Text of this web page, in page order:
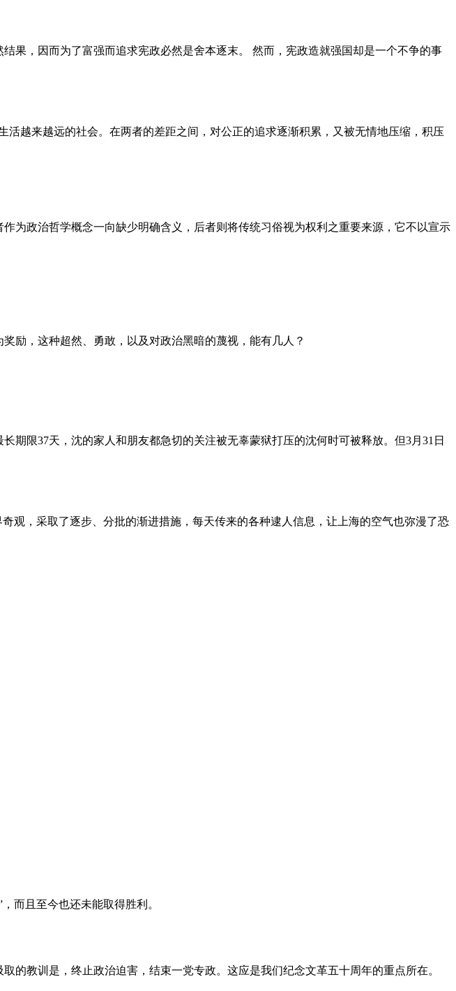
果，因而为了富强而追求宪政必然是舍本逐末。 然而，宪政造就强国却是一个不争的事
越来越远的社会。在两者的差距之间，对公正的追求逐渐积累，又被无情地压缩，积压
为政治哲学概念一向缺少明确含义，后者则将传统习俗视为权利之重要来源，它不以宣示
励，这种超然、勇敢，以及对政治黑暗的蔑视，能有几人？
期限37天，沈的家人和朋友都急切的关注被无辜蒙狱打压的沈何时可被释放。但3月31日
观，采取了逐步、分批的渐进措施，每天传来的各种逮人信息，让上海的空气也弥漫了恐
而且至今也还未能取得胜利。
教训是，终止政治迫害，结束一党专政。这应是我们纪念文革五十周年的重点所在。